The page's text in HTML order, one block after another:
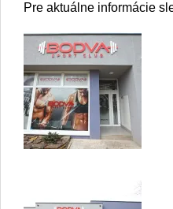
Pre aktuálne informácie